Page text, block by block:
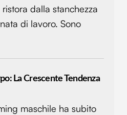
dalla stanchezza
di lavoro. Sono
La Crescente Tendenza
maschile ha subito